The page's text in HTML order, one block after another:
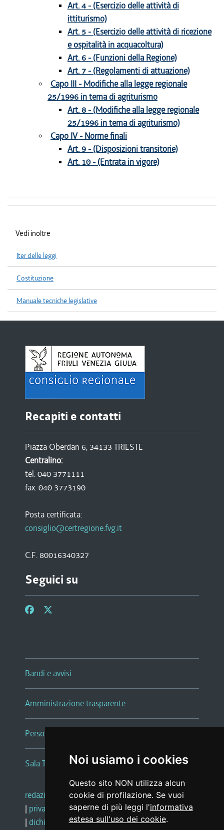
Noi usiamo i cookies
Questo sito NON utilizza alcun
cookie di profilazione. Se vuoi
saperne di più leggi l'informativa
estesa sull'uso dei cookie.
Art. 4 - (Esercizio delle attività di
ittiturismo)
Art. 5 - (Esercizio delle attività di ricezione
e ospitalità in acquacoltura)
Art. 6 - (Funzioni della Regione)
Art. 7 - (Regolamenti di attuazione)
Capo III - Modifiche alla legge regionale
25/1996 in tema di agriturismo
Art. 8 - (Modifiche alla legge regionale
25/1996 in tema di agriturismo)
Capo IV - Norme finali
Art. 9 - (Disposizioni transitorie)
Art. 10 - (Entrata in vigore)
Vedi inoltre
Iter delle leggi
Costituzione
Manuale tecniche legislative
Recapiti e contatti
Piazza Oberdan 6, 34133 TRIESTE
Centralino:
tel. 040 3771111
fax. 040 3773190
Posta certificata:
consiglio@certregione.fvg.it
C.F. 80016340327
Seguici su
Bandi e avvisi
Amministrazione trasparente
Persone e Uffici
Sala Tiziano Tessitori
redazione web |note legali |glossario
| privacy
social media policy
| dichiarazione di accessibilità |feedback